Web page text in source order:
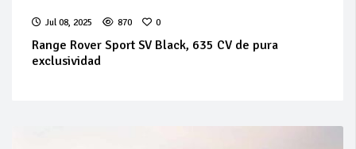
Jul 08, 2025 870 0
Range Rover Sport SV Black, 635 CV de pura
exclusividad